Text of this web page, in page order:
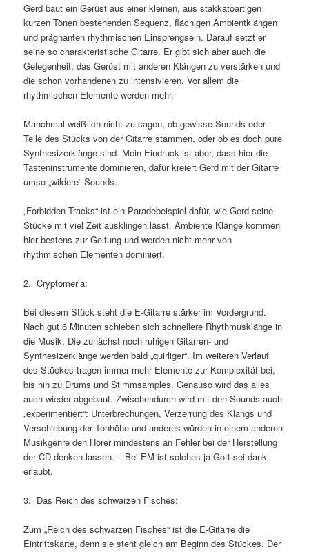
Gerd baut ein Gerüst aus einer kleinen, aus stakkatoartigen
kurzen Tönen bestehenden Sequenz, flächigen Ambientklängen
und prägnanten rhythmischen Einsprengseln. Darauf setzt er
seine so charakteristische Gitarre. Er gibt sich aber auch die
Gelegenheit, das Gerüst mit anderen Klängen zu verstärken und
die schon vorhandenen zu intensivieren. Vor allem die
rhythmischen Elemente werden mehr.
Manchmal weiß ich nicht zu sagen, ob gewisse Sounds oder
Teile des Stücks von der Gitarre stammen, oder ob es doch pure
Synthesizerklänge sind. Mein Eindruck ist aber, dass hier die
Tasteninstrumente dominieren, dafür kreiert Gerd mit der Gitarre
umso „wildere“ Sounds.
„Forbidden Tracks“ ist ein Paradebeispiel dafür, wie Gerd seine
Stücke mit viel Zeit ausklingen lässt. Ambiente Klänge kommen
hier bestens zur Geltung und werden nicht mehr von
rhythmischen Elementen dominiert.
2. Cryptomeria:
Bei diesem Stück steht die E-Gitarre stärker im Vordergrund.
Nach gut 6 Minuten schieben sich schnellere Rhythmusklänge in
die Musik. Die zunächst noch ruhigen Gitarren- und
Synthesizerklänge werden bald „quirliger“. Im weiteren Verlauf
des Stückes tragen immer mehr Elemente zur Komplexität bei,
bis hin zu Drums und Stimmsamples. Genauso wird das alles
auch wieder abgebaut. Zwischendurch wird mit den Sounds auch
„experimentiert“: Unterbrechungen, Verzerrung des Klangs und
Verschiebung der Tonhöhe und anderes würden in einem anderen
Musikgenre den Hörer mindestens an Fehler bei der Herstellung
der CD denken lassen. – Bei EM ist solches ja Gott sei dank
erlaubt.
3. Das Reich des schwarzen Fisches:
Zum „Reich des schwarzen Fisches“ ist die E-Gitarre die
Eintrittskarte, denn sie steht gleich am Beginn des Stückes. Der